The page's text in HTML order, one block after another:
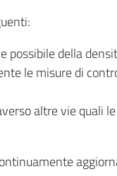
della
le misure di
altre vie quali